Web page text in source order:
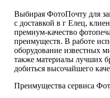
Выбирая ФотоПочту для
с доставкой в г Елец,
премиум-качество
преимуществ. В работе
оборудование известных
также материалы лучших
добиться высочайшего
Преимущества сервиса